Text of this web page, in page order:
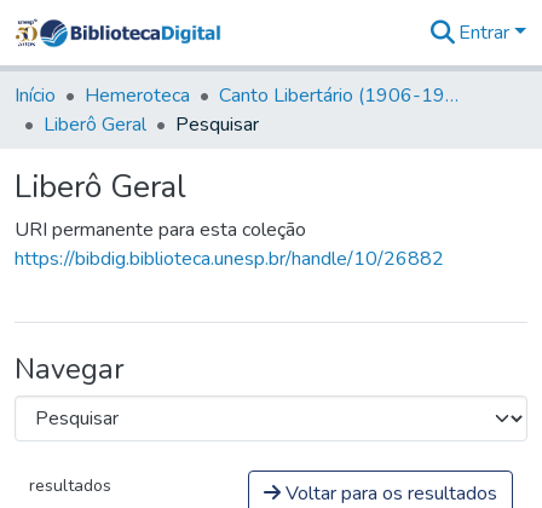
&
Coleções
Tudo na
Estatísticas
Entrar
Início Hemeroteca
Canto Libertário (1906-1995)
Liberô Geral
Pesquisar
Liberô Geral
URI permanente para esta coleção
https://bibdig.biblioteca.unesp.br/handle/10/26882
Navegar
resultados Voltar para os resultados